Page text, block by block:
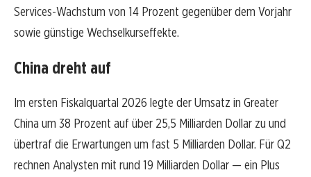
Services-Wachstum von 14 Prozent gegenüber dem Vorjahr
sowie günstige Wechselkurseffekte.
China dreht auf
Im ersten Fiskalquartal 2026 legte der Umsatz in Greater
China um 38 Prozent auf über 25,5 Milliarden Dollar zu und
übertraf die Erwartungen um fast 5 Milliarden Dollar. Für Q2
rechnen Analysten mit rund 19 Milliarden Dollar — ein Plus